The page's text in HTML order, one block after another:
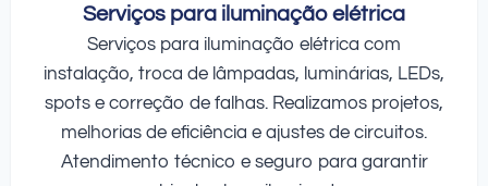
Serviços para iluminação elétrica
Serviços para iluminação elétrica com
instalação, troca de lâmpadas, luminárias, LEDs,
spots e correção de falhas. Realizamos projetos,
melhorias de eficiência e ajustes de circuitos.
Atendimento técnico e seguro para garantir